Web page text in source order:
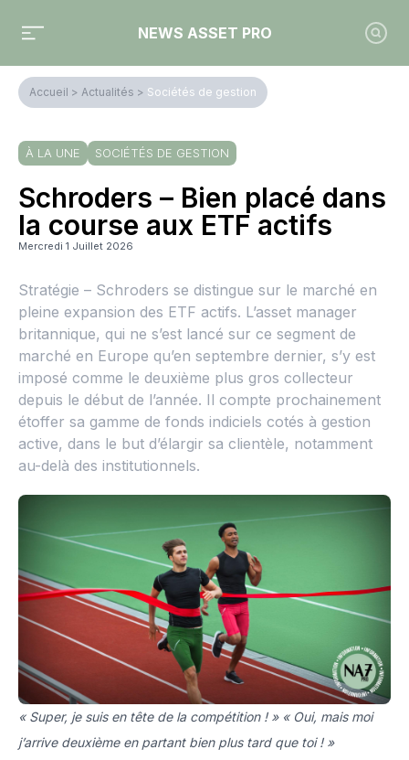
NEWS ASSET PRO
Accueil > Actualités > Sociétés de gestion
À LA UNE SOCIÉTÉS DE GESTION
Schroders – Bien placé dans
la course aux ETF actifs
Mercredi 1 Juillet 2026
Stratégie – Schroders se distingue sur le marché en
pleine expansion des ETF actifs. L’asset manager
britannique, qui ne s’est lancé sur ce segment de
marché en Europe qu’en septembre dernier, s’y est
imposé comme le deuxième plus gros collecteur
depuis le début de l’année. Il compte prochainement
étoffer sa gamme de fonds indiciels cotés à gestion
active, dans le but d’élargir sa clientèle, notamment
au-delà des institutionnels.
« Super, je suis en tête de la compétition ! » « Oui, mais moi
j’arrive deuxième en partant bien plus tard que toi ! »